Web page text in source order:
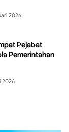
2026
Pejabat
Pemerintahan
2026